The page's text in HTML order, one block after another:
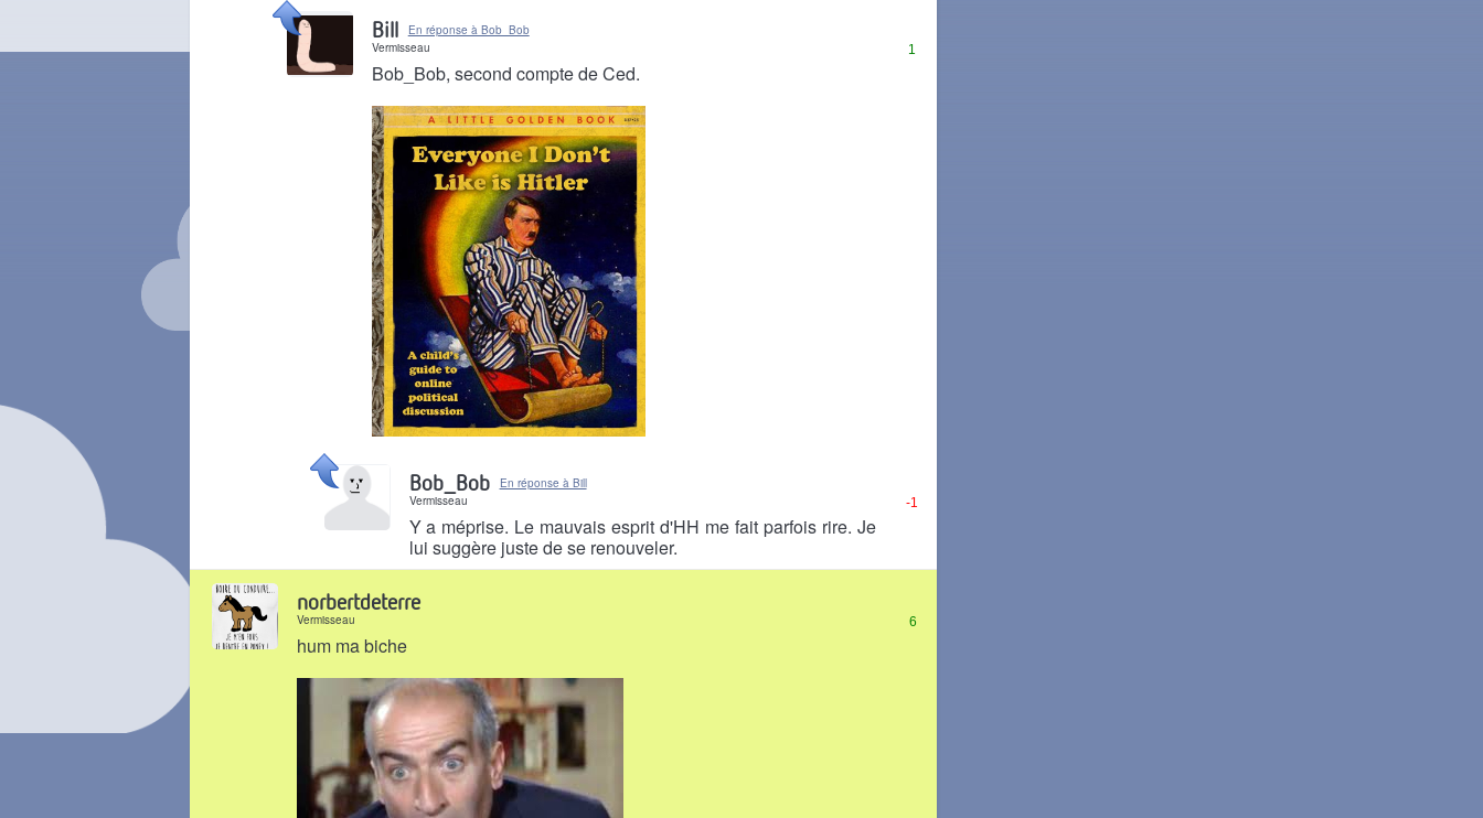
Il y a 10 ans
1
Bill
En réponse à Bob_Bob
Vermisseau
Bob_Bob, second compte de Ced.
Il y a 10 ans
-1
Bob_Bob
En réponse à Bill
Vermisseau
Y a méprise. Le mauvais esprit d'HH me fait parfois rire. Je
lui suggère juste de se renouveler.
6
norbertdeterre
Vermisseau
hum ma biche